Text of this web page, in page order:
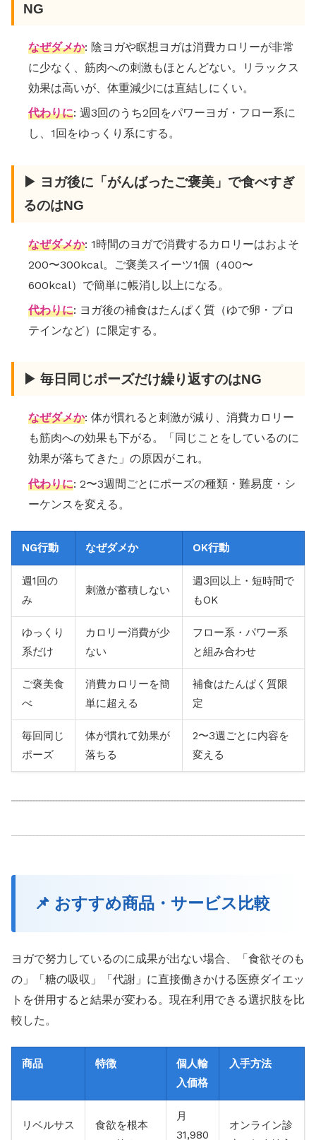
NG
なぜダメか: 陰ヨガや瞑想ヨガは消費カロリーが非常
に少なく、筋肉への刺激もほとんどない。リラックス
効果は高いが、体重減少には直結しにくい。
代わりに: 週3回のうち2回をパワーヨガ・フロー系に
し、1回をゆっくり系にする。
▶ ヨガ後に「がんばったご褒美」で食べすぎ
るのはNG
なぜダメか: 1時間のヨガで消費するカロリーはおよそ
200〜300kcal。ご褒美スイーツ1個（400〜
600kcal）で簡単に帳消し以上になる。
代わりに: ヨガ後の補食はたんぱく質（ゆで卵・プロ
テインなど）に限定する。
▶ 毎日同じポーズだけ繰り返すのはNG
なぜダメか: 体が慣れると刺激が減り、消費カロリー
も筋肉への効果も下がる。「同じことをしているのに
効果が落ちてきた」の原因がこれ。
代わりに: 2〜3週間ごとにポーズの種類・難易度・シ
ーケンスを変える。
NG行動 なぜダメか OK行動
週1回の
み
刺激が蓄積しない
週3回以上・短時間で
もOK
ゆっくり
系だけ
カロリー消費が少
ない
フロー系・パワー系
と組み合わせ
ご褒美食
べ
消費カロリーを簡
単に超える
補食はたんぱく質限
定
毎回同じ
ポーズ
体が慣れて効果が
落ちる
2〜3週ごとに内容を
変える
📌 おすすめ商品・サービス比較
ヨガで努力しているのに成果が出ない場合、「食欲そのも
の」「糖の吸収」「代謝」に直接働きかける医療ダイエッ
トを併用すると結果が変わる。現在利用できる選択肢を比
較した。
商品 特徴
個人輸
入価格
入手方法
リベルサス
食欲を根本
月
31,980
オンライン診